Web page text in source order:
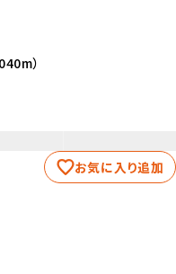
）
お気に入り追加